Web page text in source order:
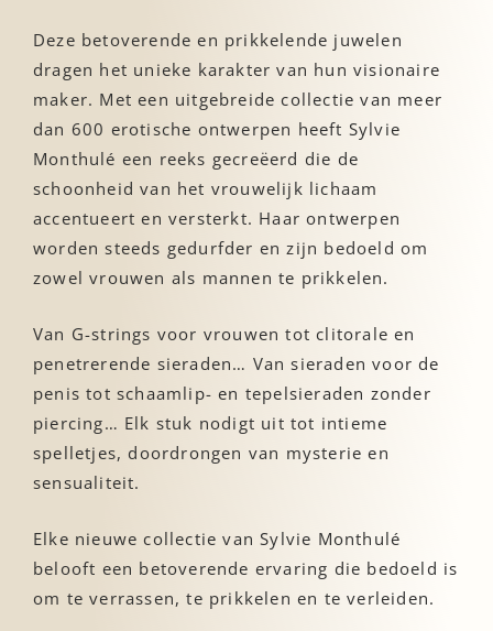
Deze betoverende en prikkelende juwelen
dragen het unieke karakter van hun visionaire
maker. Met een uitgebreide collectie van meer
dan 600 erotische ontwerpen heeft Sylvie
Monthulé een reeks gecreëerd die de
schoonheid van het vrouwelijk lichaam
accentueert en versterkt. Haar ontwerpen
worden steeds gedurfder en zijn bedoeld om
zowel vrouwen als mannen te prikkelen.
Van G-strings voor vrouwen tot clitorale en
penetrerende sieraden… Van sieraden voor de
penis tot schaamlip- en tepelsieraden zonder
piercing… Elk stuk nodigt uit tot intieme
spelletjes, doordrongen van mysterie en
sensualiteit.
Elke nieuwe collectie van Sylvie Monthulé
belooft een betoverende ervaring die bedoeld is
om te verrassen, te prikkelen en te verleiden.